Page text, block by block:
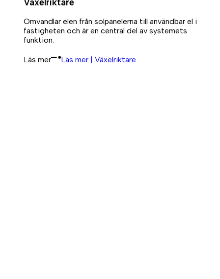
Omvandlar elen från solpanelerna till användbar el i
fastigheten och är en central del av systemets
funktion.
Läs mer Läs mer | Växelriktare